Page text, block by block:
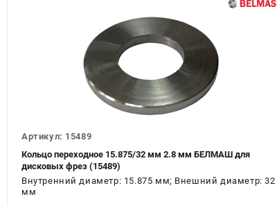
Артикул: 15489
Кольцо переходное 15.875/32 мм 2.8 мм БЕЛМАШ для
дисковых фрез (15489)
Внутренний диаметр: 15.875 мм; Внешний диаметр: 32
мм